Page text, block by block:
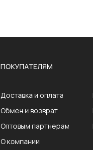
ПОКУПАТЕЛЯМ
Доставка и оплата
Обмен и возврат
Оптовым партнерам
О компании